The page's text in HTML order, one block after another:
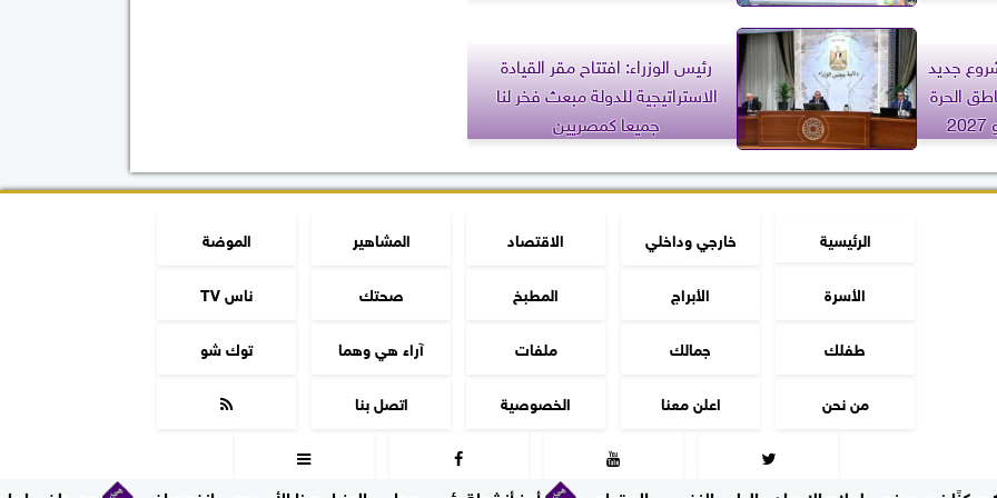
جديد
الحرة
رئيس الوزراء: افتتاح مقر القيادة
الاستراتيجية للدولة مبعث فخر لنا
جميعا كمصريين
الرئيسية خارجي وداخلي الاقتصاد المشاهير
الموضة
الأسرة
الأبراج المطبخ صحتك
ناس TV
طفلك
جمالك ملفات آراء هي وهما
توك شو
من نحن
اعلن معنا الخصوصية اتصل بنا




